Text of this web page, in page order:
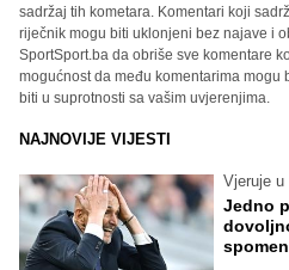
sadržaj tih kometara. Komentari koji
riječnik mogu biti uklonjeni bez najave i
SportSport.ba da obriše sve komentare
mogućnost da među komentarima mogu
biti u suprotnosti sa vašim uvjerenjima.
NAJNOVIJE VIJESTI
Vjeruje u
Jedno